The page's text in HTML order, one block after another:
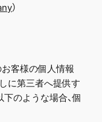
）
客様の個人情報
に第三者へ提供す
のような場合、個